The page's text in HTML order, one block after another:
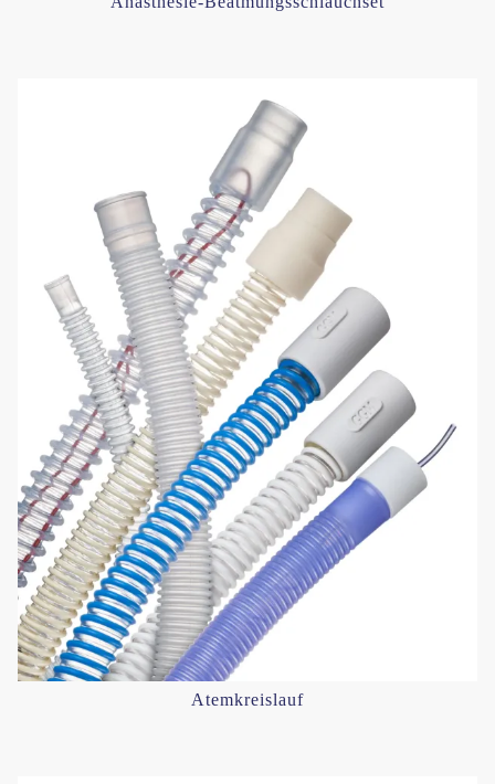
Atemkreislauf